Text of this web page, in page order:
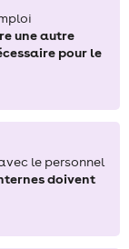
une autre
pour le
le personnel
doivent